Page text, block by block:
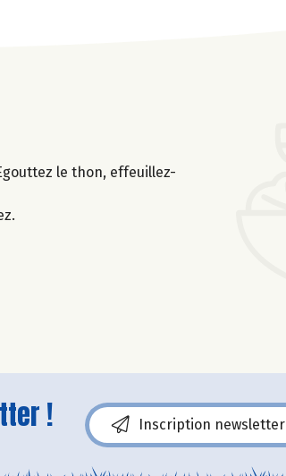
le thon, effeuillez-
! Inscription newsletter